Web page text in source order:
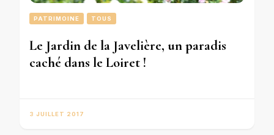
PATRIMOINE TOUS
Le Jardin de la Javelière, un paradis
caché dans le Loiret !
3 JUILLET 2017